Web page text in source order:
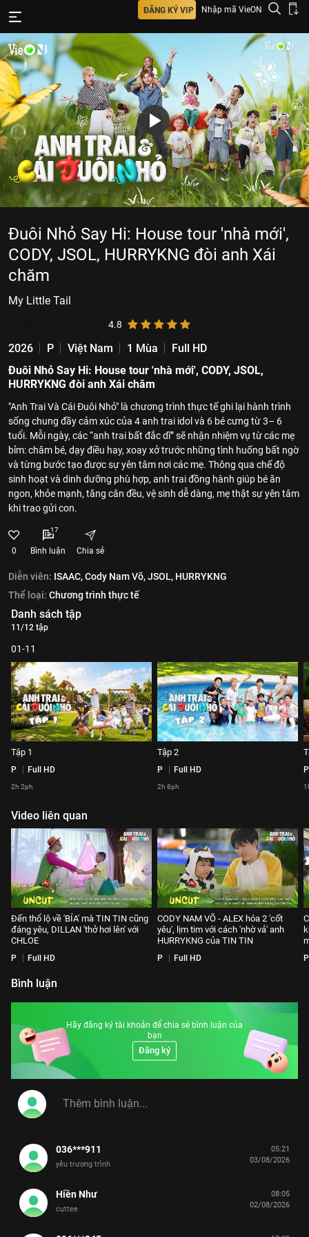
ĐĂNG KÝ VIP Nhập mã VieON
Đuôi Nhỏ Say Hi: House tour 'nhà mới',
CODY, JSOL, HURRYKNG đòi anh Xái
chăm
My Little Tail
4.8
2026 P Việt Nam 1 Mùa
Full HD
Đuôi Nhỏ Say Hi: House tour 'nhà mới', CODY, JSOL,
HURRYKNG đòi anh Xái chăm
"Anh Trai Và Cái Đuôi Nhỏ" là chương trình thực tế ghi lại hành trình
sống chung đầy cảm xúc của 4 anh trai idol và 6 bé cưng từ 3– 6
tuổi. Mỗi ngày, các “anh trai bất đắc dĩ” sẽ nhận nhiệm vụ từ các mẹ
bỉm: chăm bé, dạy điều hay, xoay xở trước những tình huống bất ngờ
và từng bước tạo được sự yên tâm nơi các mẹ. Thông qua chế độ
sinh hoạt và dinh dưỡng phù hợp, anh trai đồng hành giúp bé ăn
ngon, khỏe mạnh, tăng cân đều, vệ sinh dễ dàng, mẹ thật sự yên tâm
khi trao gửi con.
0
17
Bình luận Chia sẻ
Diễn viên: ISAAC,Cody Nam Võ,JSOL, HURRYKNG
Thể loại: Chương trình thực tế
Danh sách tập
11/12 tập
01-11
Tập 1
P Full HD
2h 2ph
Tập 2
P Full HD
2h 8ph
P
Video liên quan
Đến thổ lộ về 'BÍA' mà TIN TIN cũng
đáng yêu, DILLAN 'thở hơi lên' với
CHLOE
P Full HD
CODY NAM VÕ - ALEX hóa 2 'cốt
yêu', lịm tim với cách 'nhờ vả' anh
HURRYKNG của TIN TIN
P Full HD P
Bình luận
Hãy đăng ký tài khoản để chia sẻ bình luận của
bạn
Đăng ký
036***911
yêu trương trình
05:21
03/08/2026
Hiền Như
cuttee
08:05
02/08/2026